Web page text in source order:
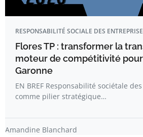
RESPONSABILITÉ SOCIALE DES
Flores TP : transformer la
moteur de compétitivité
Garonne
EN BREF Responsabilité sociétale
comme pilier stratégique…
Amandine Blanchard